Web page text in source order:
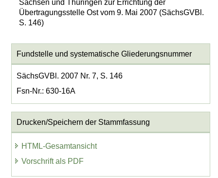
Sachsen und Thüringen zur Errichtung der
Übertragungsstelle Ost vom 9. Mai 2007 (SächsGVBl.
S. 146)
Fundstelle und systematische Gliederungsnummer
SächsGVBl. 2007 Nr. 7, S. 146
Fsn-Nr.: 630-16A
Drucken/Speichern der Stammfassung
HTML-Gesamtansicht
Vorschrift als PDF